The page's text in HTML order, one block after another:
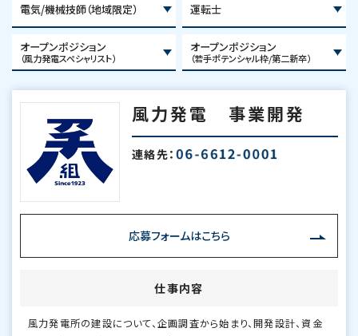
電気/機械技師（地域限定） 運転士
オープンポジション
（風力発電スペシャリスト）
オープンポジション
（若手ポテンシャル枠/第二新卒）
風力発電 事業開発
連絡先：
応募フォームはこちら
仕事内容
風力発電所の建設について、企画調査から始まり、開発設計、資金